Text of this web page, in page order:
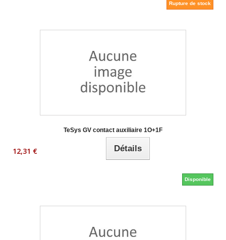
Rupture de stock
TeSys GV contact auxiliaire 1O+1F
12,31 € Détails
Disponible